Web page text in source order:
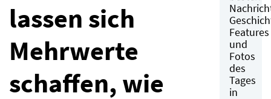
lassen sich
Mehrwerte
schaffen, wie
Features
und
Fotos
des
Tages
in